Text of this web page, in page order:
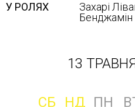
У РОЛЯХ
Захарі
Бенджамін
13
СБ НД ПН